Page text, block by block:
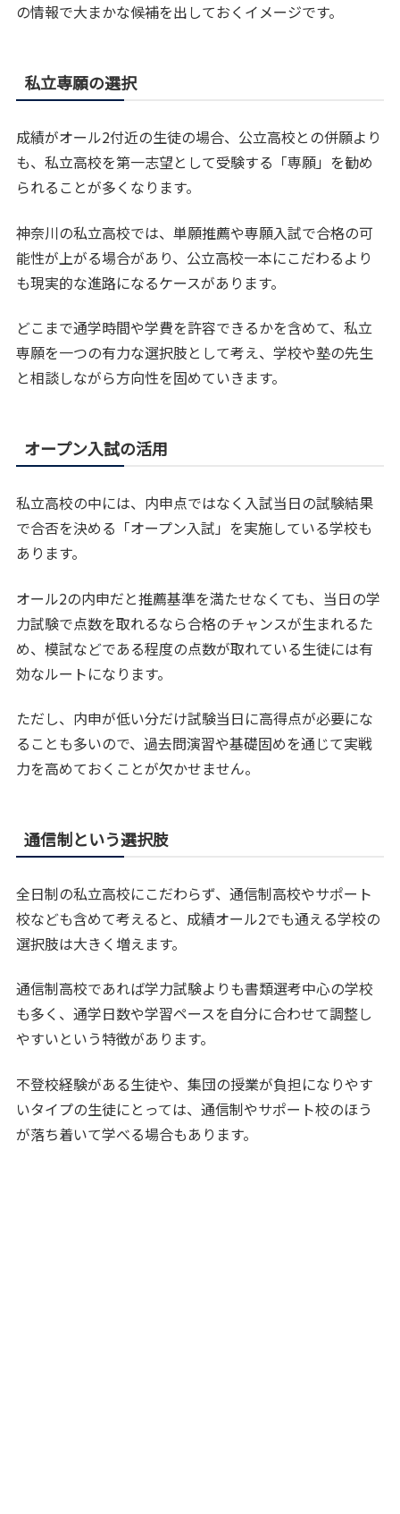
の情報で大まかな候補を出しておくイメージです。
私立専願の選択
成績がオール2付近の生徒の場合、公立高校との併願より
も、私立高校を第一志望として受験する「専願」を勧め
られることが多くなります。
神奈川の私立高校では、単願推薦や専願入試で合格の可
能性が上がる場合があり、公立高校一本にこだわるより
も現実的な進路になるケースがあります。
どこまで通学時間や学費を許容できるかを含めて、私立
専願を一つの有力な選択肢として考え、学校や塾の先生
と相談しながら方向性を固めていきます。
オープン入試の活用
私立高校の中には、内申点ではなく入試当日の試験結果
で合否を決める「オープン入試」を実施している学校も
あります。
オール2の内申だと推薦基準を満たせなくても、当日の学
力試験で点数を取れるなら合格のチャンスが生まれるた
め、模試などである程度の点数が取れている生徒には有
効なルートになります。
ただし、内申が低い分だけ試験当日に高得点が必要にな
ることも多いので、過去問演習や基礎固めを通じて実戦
力を高めておくことが欠かせません。
通信制という選択肢
全日制の私立高校にこだわらず、通信制高校やサポート
校なども含めて考えると、成績オール2でも通える学校の
選択肢は大きく増えます。
通信制高校であれば学力試験よりも書類選考中心の学校
も多く、通学日数や学習ペースを自分に合わせて調整し
やすいという特徴があります。
不登校経験がある生徒や、集団の授業が負担になりやす
いタイプの生徒にとっては、通信制やサポート校のほう
が落ち着いて学べる場合もあります。